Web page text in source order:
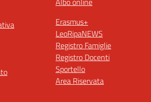
Erasmus+
LeoRipaNEWS
Registro Famiglie
Registro Docenti
Sportello
Area Riservata